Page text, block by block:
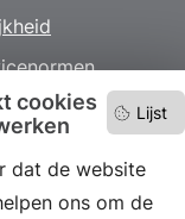
Lijst
cookies
dat de website
ons om de